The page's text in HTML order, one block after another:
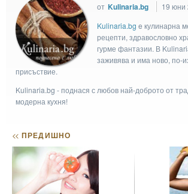
от Kulinaria.bg
19 юни
Kulinaria.bg e кулинарна
рецепти, здравословно
гурме фантазии. В
заживява и има ново, по-
присъствие.
Kulinaria.bg - поднася с любов най-доброто от
модерна кухня!
<< ПРЕДИШНО